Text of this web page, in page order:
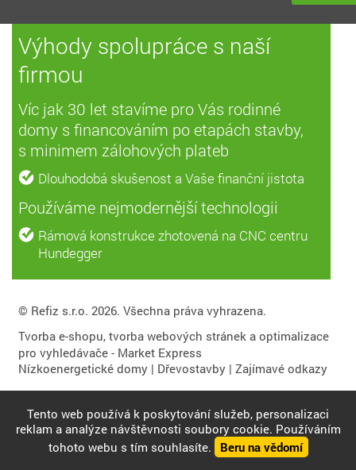
Výhody spolupráce s naší
firmou
Víc jak 30 let stavíme pro Vás rodinné
domy s financováním po etapách stavby,
s minimem zálohových plateb
Dlouhodobá skušenost a Vaše finanční jistota
Používáme nejmodernější technologii
Rámová konstrukce zhotovená na CNC centru
Hundegger
© Refiz s.r.o. 2026. Všechna práva vyhrazena.
Tvorba e-shopu,tvorba webových stránek aoptimalizace
pro vyhledávače - Market Express
Nízkoenergetické domy | Dřevostavby |Zajímavé odkazy
Tento web používá k poskytování služeb, personalizaci
reklam a analýze návštěvnosti soubory cookie. Používáním
tohoto webu s tím souhlasíte.
Beru na vědomí